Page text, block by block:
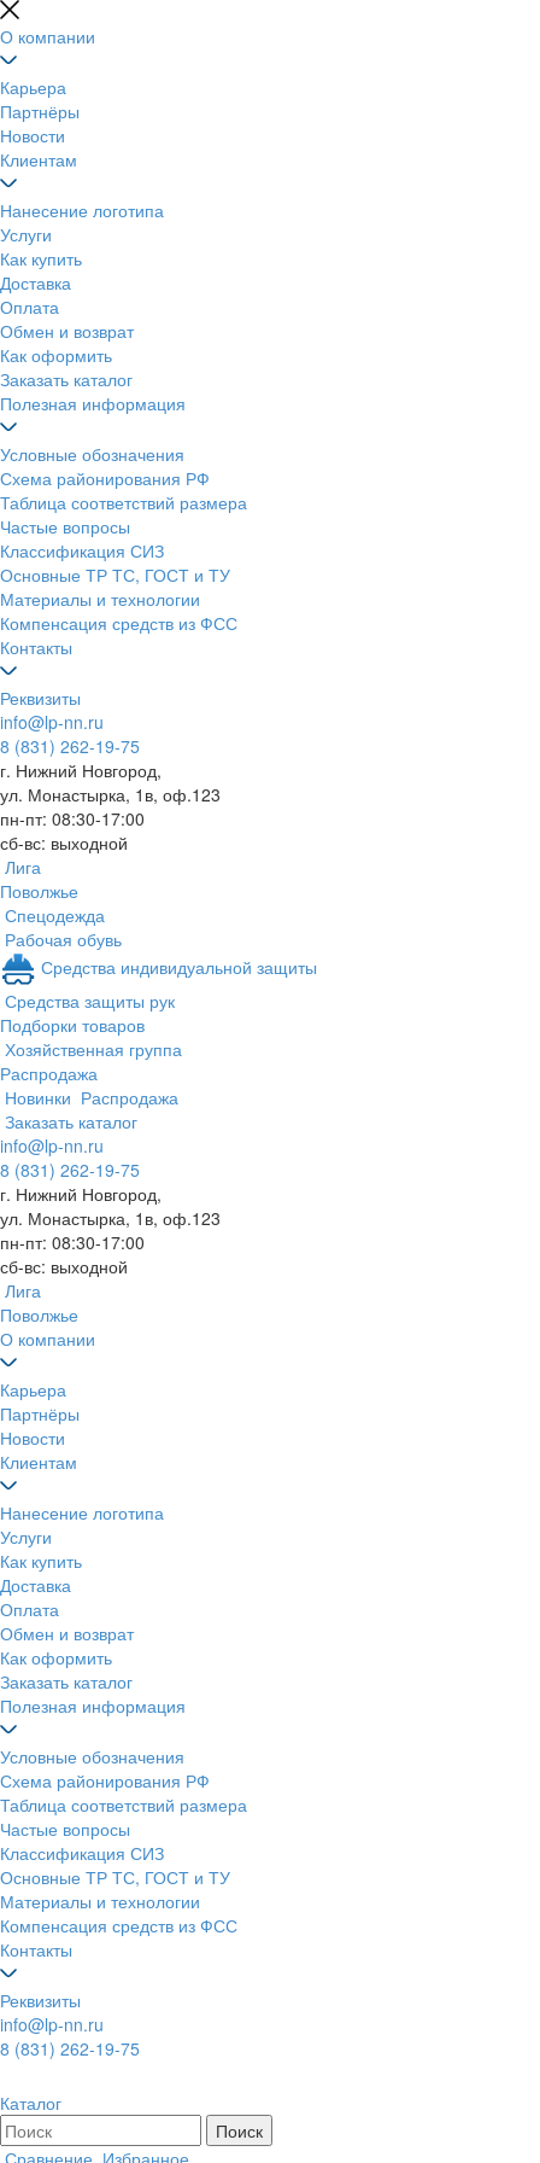
О компании
Карьера
Партнёры
Новости
Клиентам
Нанесение логотипа
Услуги
Как купить
Доставка
Оплата
Обмен и возврат
Как оформить
Заказать каталог
Полезная информация
Условные обозначения
Схема районирования РФ
Таблица соответствий размера
Частые вопросы
Классификация СИЗ
Основные ТР ТС, ГОСТ и ТУ
Материалы и технологии
Компенсация средств из ФСС
Контакты
Реквизиты
info@lp-nn.ru
8 (831) 262-19-75
г. Нижний Новгород,
ул. Монастырка, 1в, оф.123
пн-пт: 08:30-17:00
сб-вс: выходной
Лига
Поволжье
Спецодежда
Рабочая обувь
Средства индивидуальной защиты
Средства защиты рук
Подборки товаров
Хозяйственная группа
Распродажа
Новинки Распродажа
Заказать каталог
info@lp-nn.ru
8 (831) 262-19-75
г. Нижний Новгород,
ул. Монастырка, 1в, оф.123
пн-пт: 08:30-17:00
сб-вс: выходной
Лига
Поволжье
О компании
Карьера
Партнёры
Новости
Клиентам
Нанесение логотипа
Услуги
Как купить
Доставка
Оплата
Обмен и возврат
Как оформить
Заказать каталог
Полезная информация
Условные обозначения
Схема районирования РФ
Таблица соответствий размера
Частые вопросы
Классификация СИЗ
Основные ТР ТС, ГОСТ и ТУ
Материалы и технологии
Компенсация средств из ФСС
Контакты
Реквизиты
info@lp-nn.ru
8 (831) 262-19-75
Каталог
Сравнение Избранное